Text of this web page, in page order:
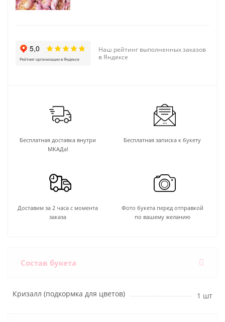
Наш рейтинг выполненных заказов
в Яндексе
Бесплатная доставка внутри
МКАДа!
Бесплатная записка к букету
Доставим за 2 часа с момента
заказа
Фото букета перед отправкой
по вашему желанию
Состав букета
Кризалл (подкормка для цветов) 1 шт